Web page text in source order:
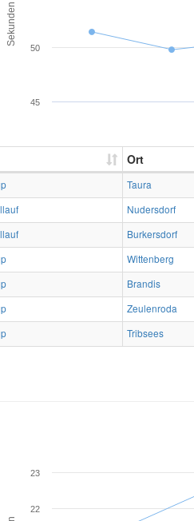
Sekunden
45
50
Ort
Taura
Nudersdorf
Burkersdorf
Wittenberg
Brandis
Zeulenroda
Tribsees
22
23